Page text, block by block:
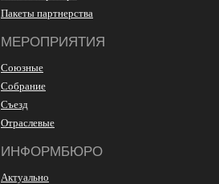
Пакеты партнерства
МЕРОПРИЯТИЯ
Союзные
Собрание
Съезд
Отраслевые
ИНФОРМБЮРО
Актуально